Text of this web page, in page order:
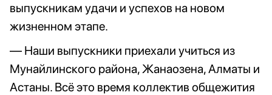
выпускникам удачи и успехов на новом
жизненном этапе.
— Наши выпускники приехали учиться из
Мунайлинского района, Жанаозена, Алматы и
Астаны. Всё это время коллектив общежития